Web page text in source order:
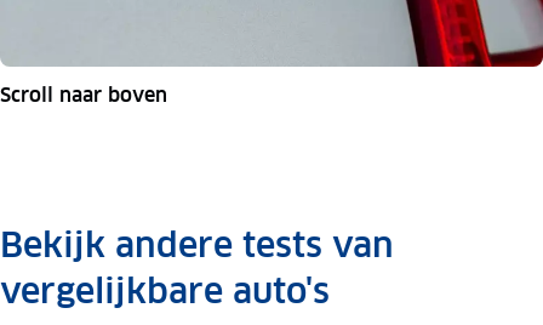
Scroll naar boven
Bekijk andere tests van
vergelijkbare auto's